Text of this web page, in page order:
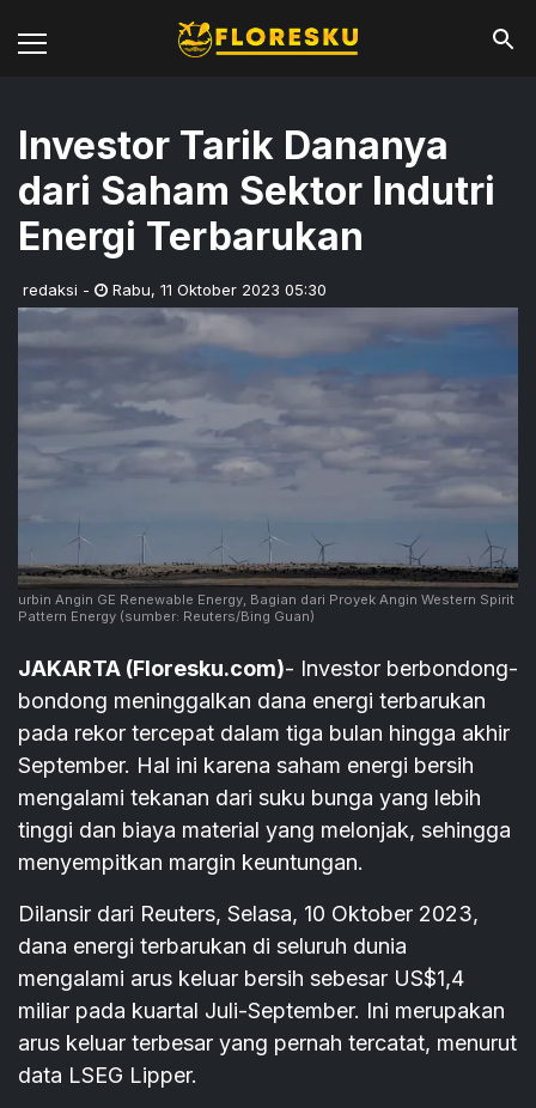
Investor Tarik Dananya
dari Saham Sektor Indutri
Energi Terbarukan
redaksi - Rabu, 11 Oktober 2023 05:30
urbin Angin GE Renewable Energy, Bagian dari Proyek Angin Western Spirit
Pattern Energy (sumber: Reuters/Bing Guan)
JAKARTA (Floresku.com)- Investor berbondong-
bondong meninggalkan dana energi terbarukan
pada rekor tercepat dalam tiga bulan hingga akhir
September. Hal ini karena saham energi bersih
mengalami tekanan dari suku bunga yang lebih
tinggi dan biaya material yang melonjak, sehingga
menyempitkan margin keuntungan.
Dilansir dari Reuters, Selasa, 10 Oktober 2023,
dana energi terbarukan di seluruh dunia
mengalami arus keluar bersih sebesar US$1,4
miliar pada kuartal Juli-September. Ini merupakan
arus keluar terbesar yang pernah tercatat, menurut
data LSEG Lipper.